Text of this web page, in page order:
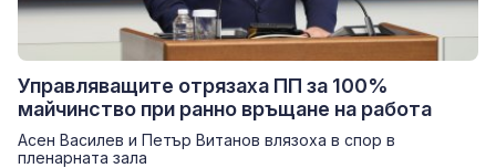
Управляващите отрязаха ПП за 100%
майчинство при ранно връщане на работа
Асен Василев и Петър Витанов влязоха в спор в
пленарната зала